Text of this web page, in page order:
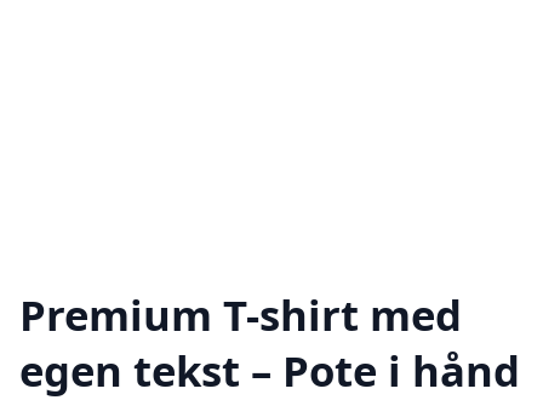
Premium T-shirt med
egen tekst – Pote i hånd